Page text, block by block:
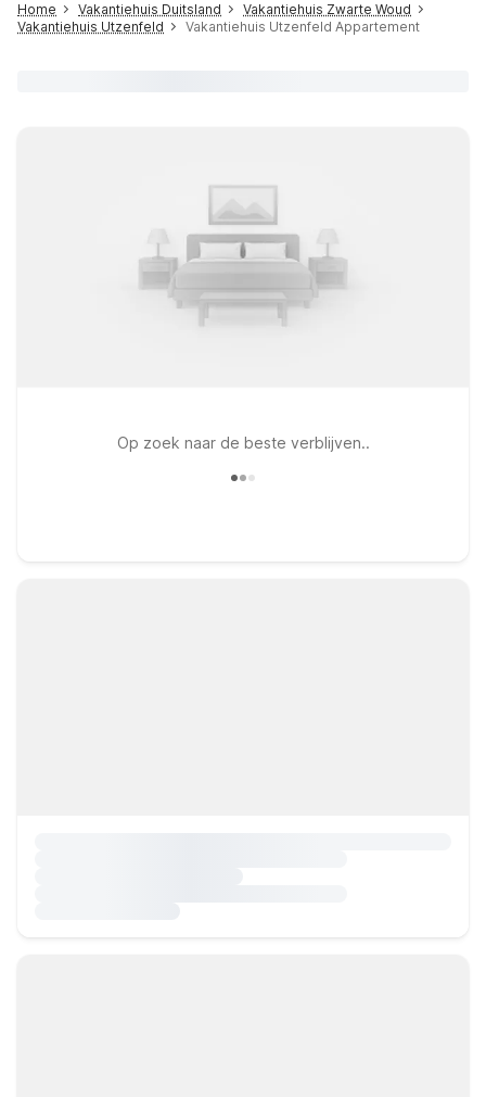
Home Vakantiehuis Duitsland
Vakantiehuis Zwarte Woud
Vakantiehuis Utzenfeld
Vakantiehuis Utzenfeld Appartement
Op zoek naar de beste verblijven..